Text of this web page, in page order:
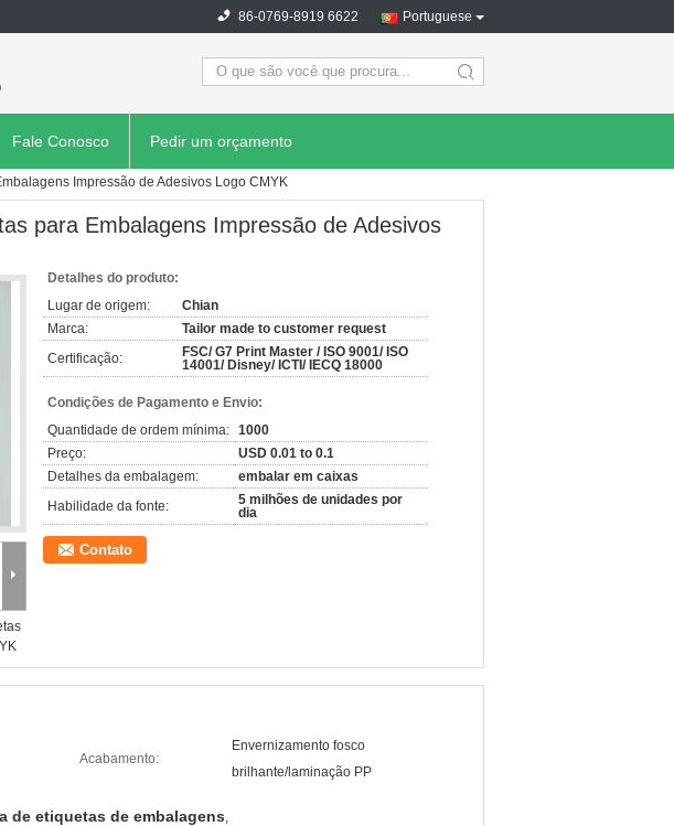
Portuguese
86-0769-8919 6622
search
Fale Conosco Pedir um orçamento
Impressão de Adesivos Logo CMYK
para Embalagens Impressão de Adesivos
Detalhes do produto:
Lugar de origem:
Chian
Marca:
Tailor made to customer request
Certificação:
FSC/ G7 Print Master / ISO 9001/ ISO
14001/ Disney/ ICTI/ IECQ 18000
Condições de Pagamento e Envio:
Quantidade de ordem mínima: 1000
Preço:
USD 0.01 to 0.1
Detalhes da embalagem:
embalar em caixas
Habilidade da fonte:
5 milhões de unidades por
dia
Contato
Acabamento:
Envernizamento fosco
brilhante/laminação PP
de etiquetas de embalagens,